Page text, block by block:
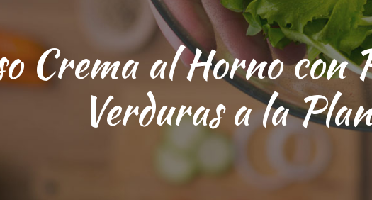
Crema al Horno con
Verduras a la